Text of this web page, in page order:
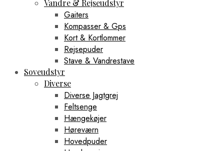
Vandre & Rejseudstyr
Gaiters
Kompasser & Gps
Kort & Kortlommer
Rejsepuder
Stave & Vandrestave
Soveudstyr
Diverse
Diverse Jagtgrej
Feltsenge
Hængekøjer
Høreværn
Hovedpuder